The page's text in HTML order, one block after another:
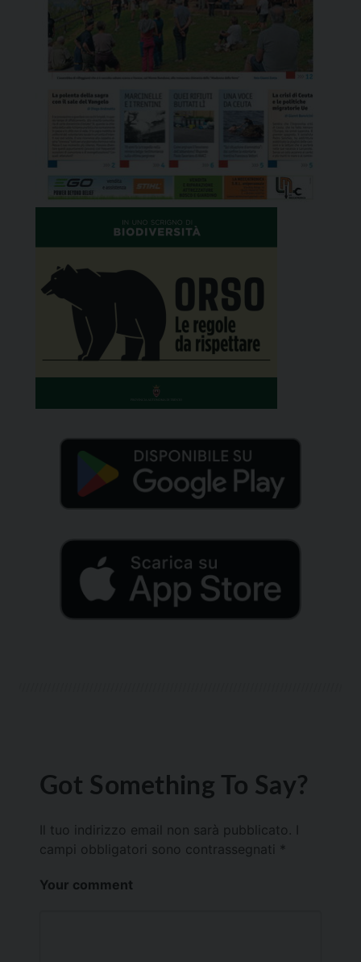
Got Something To Say?
Il tuo indirizzo email non sarà pubblicato.
campi obbligatori sono contrassegnati *
Your comment